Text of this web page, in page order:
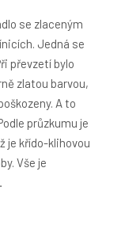
se zlaceným
Jedná se
převzetí bylo
zlatou barvou,
A to
průzkumu je
je křído-klihovou
Vše je